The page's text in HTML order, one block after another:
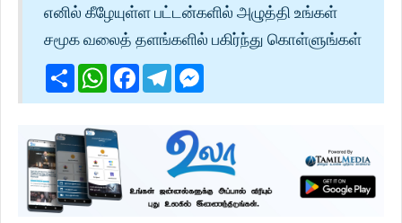
எனில் கீழேயுள்ள பட்டன்களில் அழுத்தி உங்கள்
சமூக வலைத் தளங்களில் பகிர்ந்து கொள்ளுங்கள்
ShareWhatsApp
Facebook
Telegram